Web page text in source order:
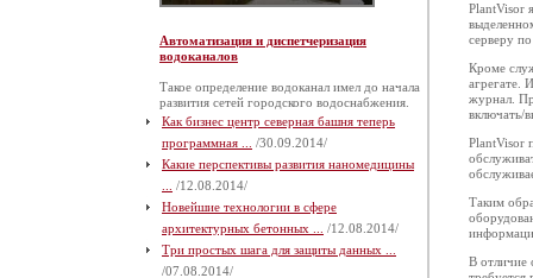
Автоматизация и диспетчеризация
водоканалов
Такое определение водоканал имел до начала
развития сетей городского водоснабжения.
Как бизнес центр северная башня теперь
программная ...
/30.09.2014/
Какие перспективы развития наномедицины
/12.08.2014/
Новейшие технологии в сфере
архитектурных бетонных ...
/12.08.2014/
Три простых шага для защиты данных ...
/07.08.2014/
PlantVisor
серверу
Кроме
агрегате.
журнал.
включать/
PlantVisor
Таким
В отличие